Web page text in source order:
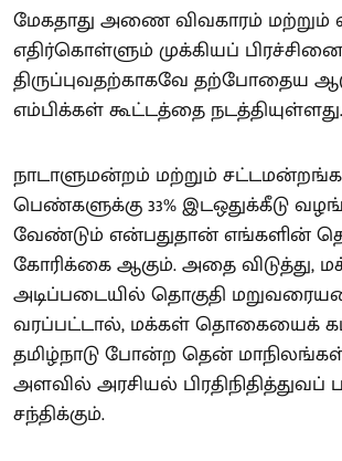
மேகதாது அணை விவகாரம் மற்றும்
எதிர்கொள்ளும் முக்கியப்
திருப்புவதற்காகவே தற்போதைய
எம்பிக்கள் கூட்டத்தை நடத்தியுள்ளது.
நாடாளுமன்றம் மற்றும்
பெண்களுக்கு 33% இடஒதுக்கீடு
வேண்டும் என்பதுதான் எங்களின்
கோரிக்கை ஆகும். அதை
அடிப்படையில் தொகுதி
வரப்பட்டால், மக்கள் தொகையைக்
தமிழ்நாடு போன்ற தென்
அளவில் அரசியல் பிரதிநிதித்துவப்
சந்திக்கும்.